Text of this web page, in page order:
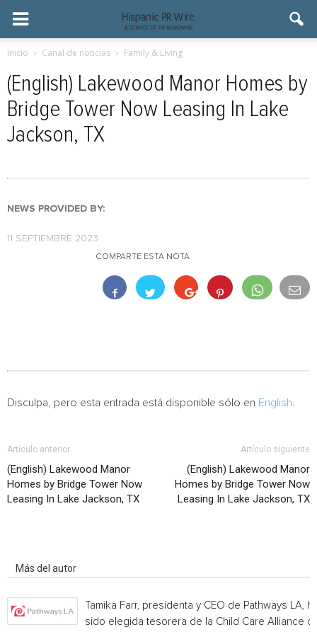
Inicio Canal de noticias Family & Living
(English) Lakewood Manor Homes by
Bridge Tower Now Leasing In Lake
Jackson, TX
NEWS PROVIDED BY:
11 SEPTIEMBRE 2023
COMPARTE ESTA NOTA
Disculpa, pero esta entrada está disponible sólo en English
Artículo anterior
(English) Lakewood Manor
Homes by Bridge Tower Now
Leasing In Lake Jackson, TX
Artículo siguiente
(English) Lakewood Manor
Homes by Bridge Tower Now
Leasing In Lake Jackson, TX
Más del autor
Tamika Farr, presidenta y CEO de Pathways LA,
sido elegida tesorera de la Child Care Alliance of